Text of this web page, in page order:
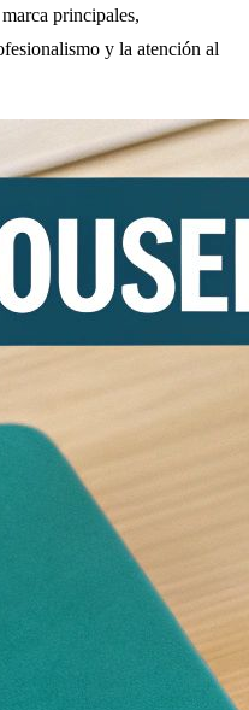
principales,
y la atención al